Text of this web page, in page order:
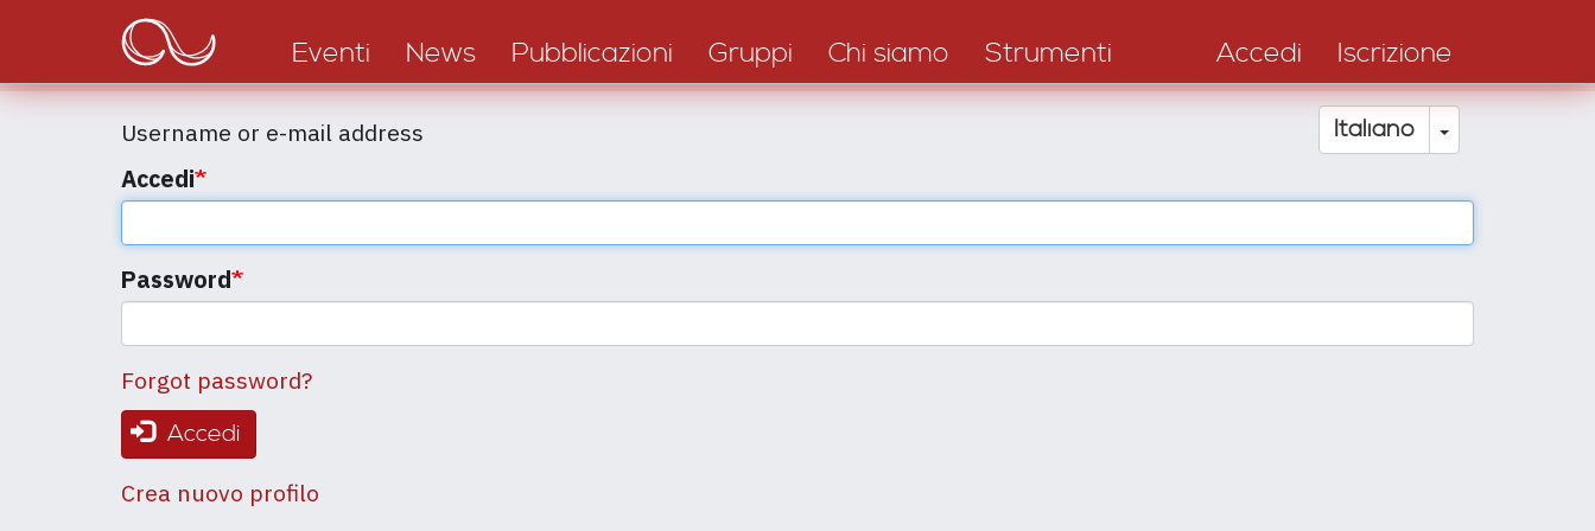
contenuto
navigation
Eventi News Pubblicazioni Gruppi Chi siamo Strumenti Accedi Iscrizione
Italiano Toggle
Username or e-mail address
Accedi
Password
Forgot password?
Accedi
Crea nuovo profilo